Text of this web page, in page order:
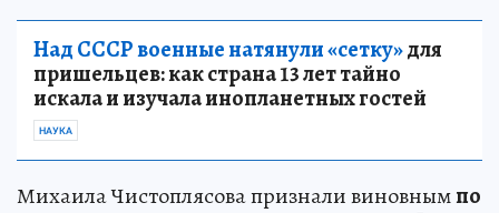
Над СССР военные натянули «сетку»для
пришельцев: как страна 13 лет тайно
искала и изучала инопланетных гостей
НАУКА
Михаила Чистоплясова признали виновнымпо